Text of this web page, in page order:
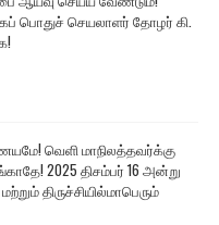
பொதுச் செயலாளர் தோழர் கி.
வெளி மாநிலத்தவர்க்கு
2025 திசம்பர் 16 அன்று
திருச்சியில்மாபெரும்